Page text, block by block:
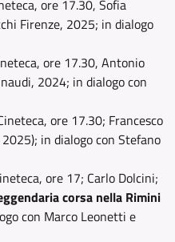
ore 17.30, Sofia
Firenze, 2025; in dialogo
ore 17.30, Antonio
2024; in dialogo con
ore 17.30; Francesco
in dialogo con Stefano
ore 17; Carlo Dolcini;
corsa nella Rimini
con Marco Leonetti e